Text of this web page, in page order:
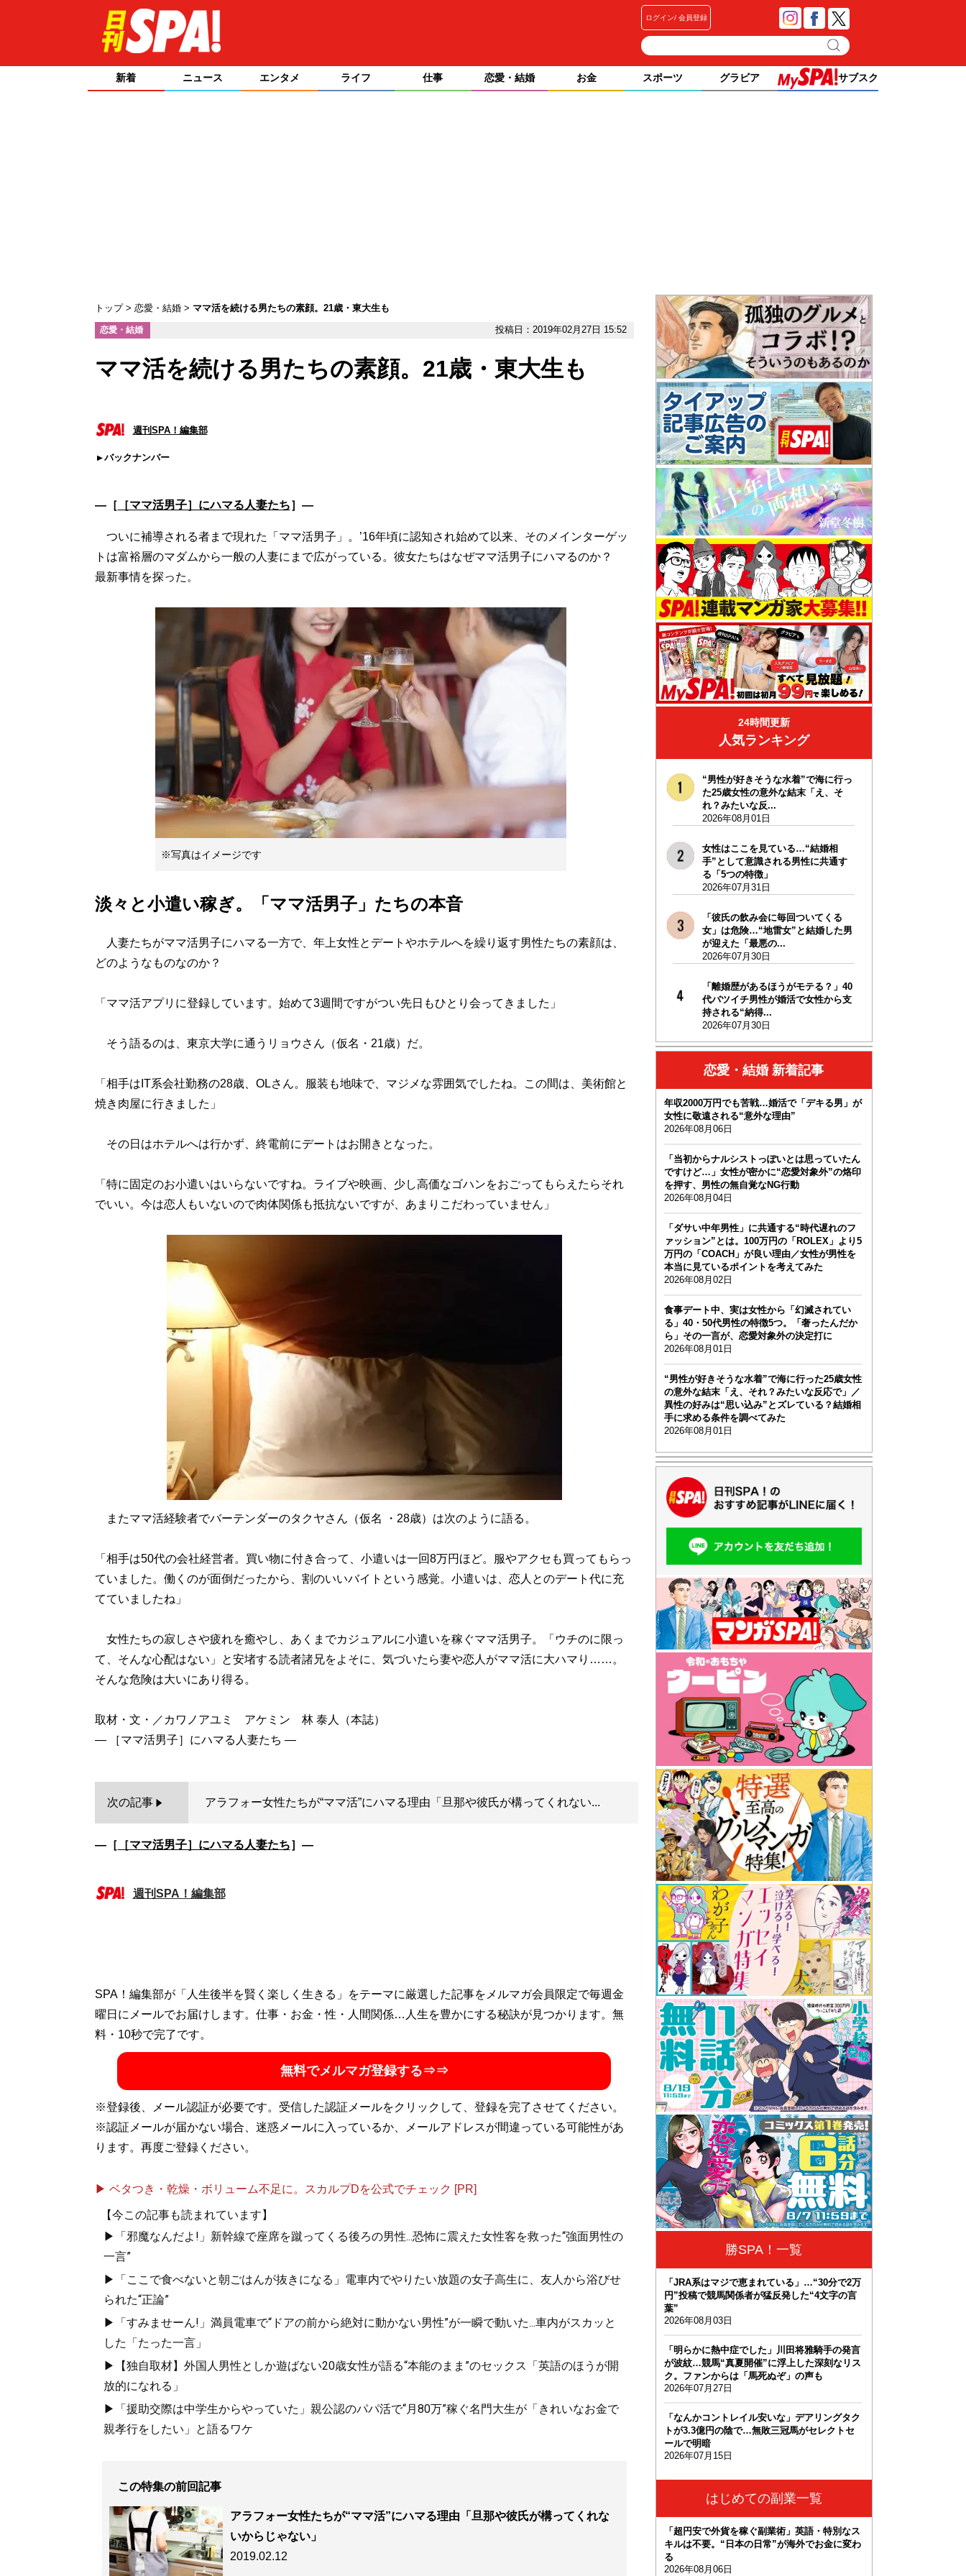
ログイン 会員登録
新着 ニュース エンタメ ライフ 仕事 恋愛・結婚 お金 スポーツ グラビア サブスク
トップ 恋愛・結婚 ママ活を続ける男たちの素顔。21歳・東大生も
恋愛・結婚 投稿日：2019年02月27日 15:52
ママ活を続ける男たちの素顔。21歳・東大生も
週刊SPA！編集部
バックナンバー
―［ ［ママ活男子］にハマる人妻たち］―
ついに補導される者まで現れた「ママ活男子」。’16年頃に認知され始めて以来、そのメインターゲッ
トは富裕層のマダムから一般の人妻にまで広がっている。彼女たちはなぜママ活男子にハマるのか？
最新事情を探った。
※写真はイメージです
淡々と小遣い稼ぎ。「ママ活男子」たちの本音
人妻たちがママ活男子にハマる一方で、年上女性とデートやホテルへを繰り返す男性たちの素顔は、
どのようなものなのか？
「ママ活アプリに登録しています。始めて3週間ですがつい先日もひとり会ってきました」
そう語るのは、東京大学に通うリョウさん（仮名・21歳）だ。
「相手はIT系会社勤務の28歳、OLさん。服装も地味で、マジメな雰囲気でしたね。この間は、美術館と
焼き肉屋に行きました」
その日はホテルへは行かず、終電前にデートはお開きとなった。
「特に固定のお小遣いはいらないですね。ライブや映画、少し高価なゴハンをおごってもらえたらそれ
でいい。今は恋人もいないので肉体関係も抵抗ないですが、あまりこだわっていません」
またママ活経験者でバーテンダーのタクヤさん（仮名 ・28歳）は次のように語る。
「相手は50代の会社経営者。買い物に付き合って、小遣いは一回8万円ほど。服やアクセも買ってもらっ
ていました。働くのが面倒だったから、割のいいバイトという感覚。小遣いは、恋人とのデート代に充
てていましたね」
女性たちの寂しさや疲れを癒やし、あくまでカジュアルに小遣いを稼ぐママ活男子。「ウチのに限っ
て、そんな心配はない」と安堵する読者諸兄をよそに、気づいたら妻や恋人がママ活に大ハマり……。
そんな危険は大いにあり得る。
取材・文・／カワノアユミ アケミン 林 泰人（本誌）
― ［ママ活男子］にハマる人妻たち ―
次の記事 アラフォー女性たちが“ママ活”にハマる理由「旦那や彼氏が構ってくれない...
―［ ［ママ活男子］にハマる人妻たち］―
週刊SPA！編集部
SPA！編集部が「人生後半を賢く楽しく生きる」をテーマに厳選した記事をメルマガ会員限定で毎週金
曜日にメールでお届けします。仕事・お金・性・人間関係…人生を豊かにする秘訣が見つかります。無
料・10秒で完了です。
無料でメルマガ登録する⇒⇒
※登録後、メール認証が必要です。受信した認証メールをクリックして、登録を完了させてください。
※認証メールが届かない場合、迷惑メールに入っているか、メールアドレスが間違っている可能性があ
ります。再度ご登録ください。
▶ ベタつき・乾燥・ボリューム不足に。スカルプDを公式でチェック [PR]
【今この記事も読まれています】
▶「邪魔なんだよ!」新幹線で座席を蹴ってくる後ろの男性...恐怖に震えた女性客を救った“強面男性の
一言”
▶「ここで食べないと朝ごはんが抜きになる」電車内でやりたい放題の女子高生に、友人から浴びせ
られた“正論”
▶「すみませーん!」満員電車で“ドアの前から絶対に動かない男性”が一瞬で動いた...車内がスカッと
した「たった一言」
▶【独自取材】外国人男性としか遊ばない20歳女性が語る“本能のまま”のセックス「英語のほうが開
放的になれる」
▶「援助交際は中学生からやっていた」親公認のパパ活で“月80万”稼ぐ名門大生が「きれいなお金で
親孝行をしたい」と語るワケ
この特集の前回記事
アラフォー女性たちが“ママ活”にハマる理由「旦那や彼氏が構ってくれな
いからじゃない」
2019.02.12
24時間更新
人気ランキング
“男性が好きそうな水着”で海に行っ
た25歳女性の意外な結末「え、そ
れ？みたいな反...
2026年08月01日
女性はここを見ている…“結婚相
手”として意識される男性に共通す
る「5つの特徴」
2026年07月31日
「彼氏の飲み会に毎回ついてくる
女」は危険…“地雷女”と結婚した男
が迎えた「最悪の...
2026年07月30日
「離婚歴があるほうがモテる？」40
代バツイチ男性が婚活で女性から支
持される“納得...
2026年07月30日
恋愛・結婚 新着記事
年収2000万円でも苦戦…婚活で「デキる男」が
女性に敬遠される“意外な理由”
2026年08月06日
「当初からナルシストっぽいとは思っていたん
ですけど…」女性が密かに“恋愛対象外”の烙印
を押す、男性の無自覚なNG行動
2026年08月04日
「ダサい中年男性」に共通する“時代遅れのフ
ァッション”とは。100万円の「ROLEX」より5
万円の「COACH」が良い理由／女性が男性を
本当に見ているポイントを考えてみた
2026年08月02日
食事デート中、実は女性から「幻滅されてい
る」40・50代男性の特徴5つ。「奢ったんだか
ら」その一言が、恋愛対象外の決定打に
2026年08月01日
“男性が好きそうな水着”で海に行った25歳女性
の意外な結末「え、それ？みたいな反応で」／
異性の好みは“思い込み”とズレている？結婚相
手に求める条件を調べてみた
2026年08月01日
勝SPA！一覧
「JRA系はマジで恵まれている」…“30分で2万
円”投稿で競馬関係者が猛反発した“4文字の言
葉”
2026年08月03日
「明らかに熱中症でした」川田将雅騎手の発言
が波紋…競馬“真夏開催”に浮上した深刻なリス
ク。ファンからは「馬死ぬぞ」の声も
2026年07月27日
「なんかコントレイル安いな」デアリングタク
トが3.3億円の陰で…無敗三冠馬がセレクトセ
ールで明暗
2026年07月15日
はじめての副業一覧
「超円安で外貨を稼ぐ副業術」英語・特別なス
キルは不要。“日本の日常”が海外でお金に変わ
る
2026年08月06日